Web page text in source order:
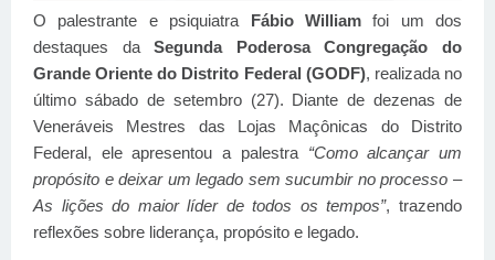
O palestrante e psiquiatra Fábio Williamfoi um dos
destaques daSegunda Poderosa Congregação do
Grande Oriente do Distrito Federal (GODF), realizada no
último sábado de setembro (27). Diante de dezenas de
Veneráveis Mestres das Lojas Maçônicas do Distrito
Federal, ele apresentou a palestra “Como alcançar um
propósito e deixar um legado sem sucumbir no processo –
As lições do maior líder de todos os tempos”, trazendo
reflexões sobre liderança, propósito e legado.